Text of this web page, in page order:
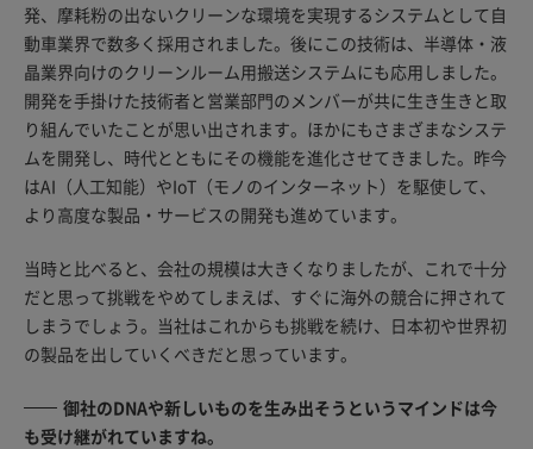
発、摩耗粉の出ないクリーンな環境を実現するシステムとして自
動車業界で数多く採用されました。後にこの技術は、半導体・液
晶業界向けのクリーンルーム用搬送システムにも応用しました。
開発を手掛けた技術者と営業部門のメンバーが共に生き生きと取
り組んでいたことが思い出されます。ほかにもさまざまなシステ
ムを開発し、時代とともにその機能を進化させてきました。昨今
はAI（人工知能）やIoT（モノのインターネット）を駆使して、
より高度な製品・サービスの開発も進めています。
当時と比べると、会社の規模は大きくなりましたが、これで十分
だと思って挑戦をやめてしまえば、すぐに海外の競合に押されて
しまうでしょう。当社はこれからも挑戦を続け、日本初や世界初
の製品を出していくべきだと思っています。
御社のDNAや新しいものを生み出そうというマインドは今
も受け継がれていますね。